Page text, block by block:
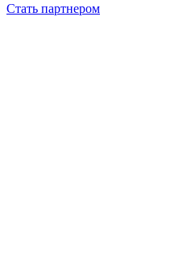
Стать партнером